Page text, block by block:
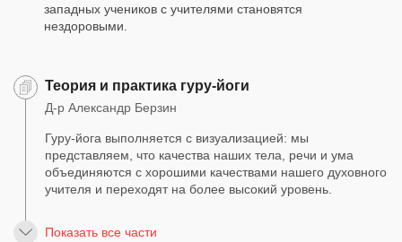
западных учеников с учителями становятся
нездоровыми.
Теория и практика гуру-йоги
Д-р Александр Берзин
Гуру-йога выполняется с визуализацией: мы
представляем, что качества наших тела, речи и ума
объединяются с хорошими качествами нашего духовного
учителя и переходят на более высокий уровень.
Показать все части